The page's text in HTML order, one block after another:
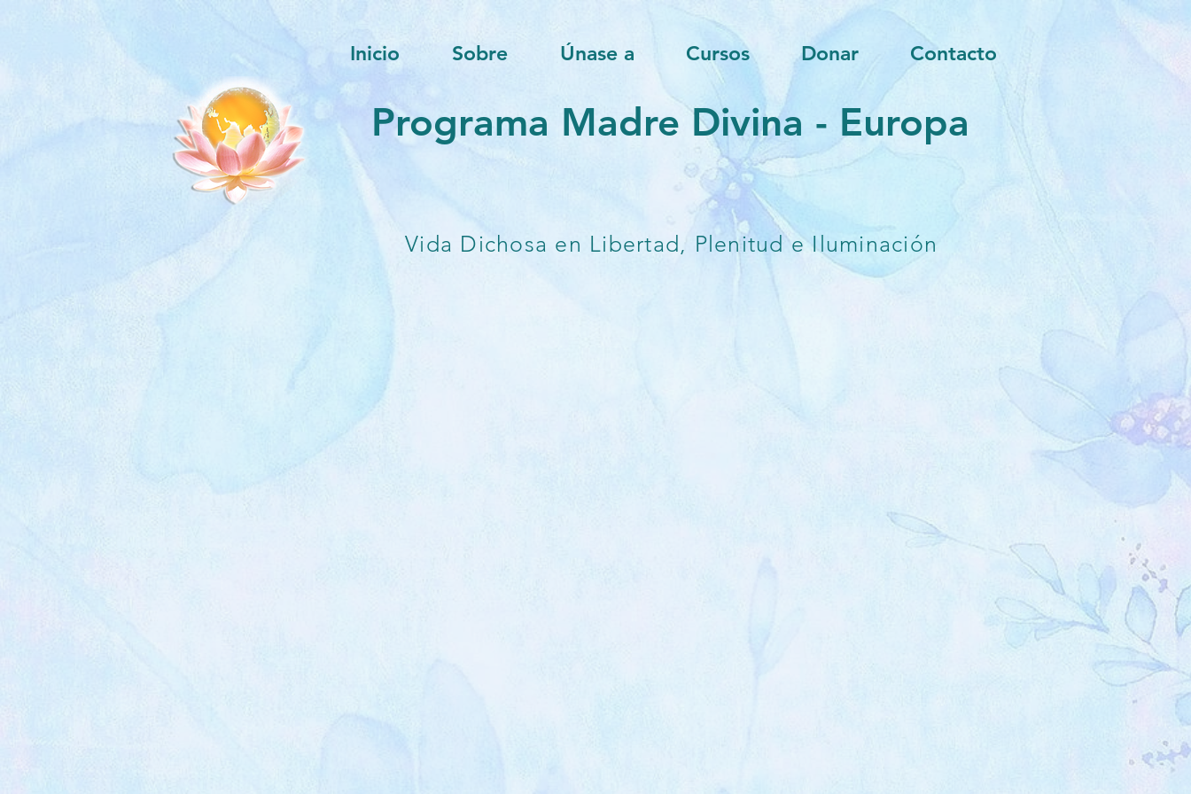
Inicio Sobre Únase a Cursos Donar Contacto
Programa Madre Divina - Europa
Vida Dichosa en Libertad, Plenitud e Iluminación